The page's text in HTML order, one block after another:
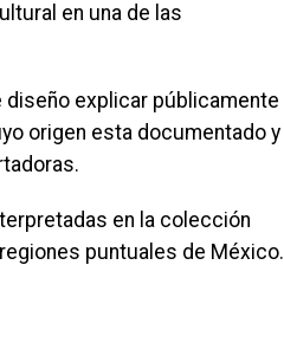
en una de las
diseño explicar públicamente
origen esta documentado y
en la colección
puntuales de México.